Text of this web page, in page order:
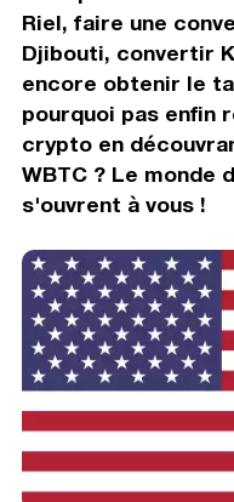
Riel, faire une
Djibouti, convertir
encore obtenir le
pourquoi pas enfin
crypto en
WBTC ? Le monde
s'ouvrent à vous !